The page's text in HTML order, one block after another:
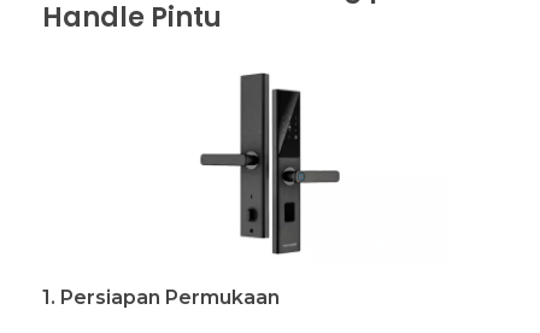
Handle Pintu
1. Persiapan Permukaan